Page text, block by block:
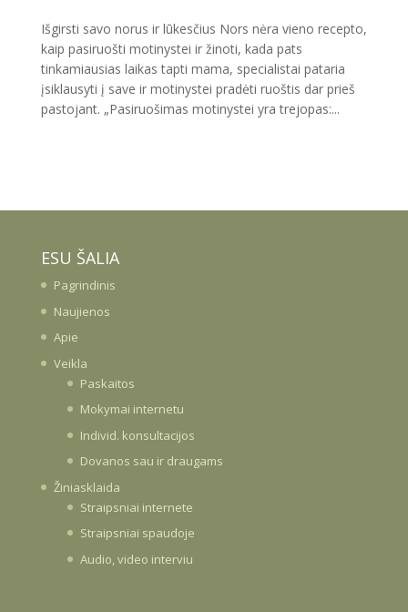
Išgirsti savo norus ir lūkesčius Nors nėra vieno recepto,
kaip pasiruošti motinystei ir žinoti, kada pats
tinkamiausias laikas tapti mama, specialistai pataria
įsiklausyti į save ir motinystei pradėti ruoštis dar prieš
pastojant. „Pasiruošimas motinystei yra trejopas:...
ESU ŠALIA
Pagrindinis
Naujienos
Apie
Veikla
Paskaitos
Mokymai internetu
Individ. konsultacijos
Dovanos sau ir draugams
Žiniasklaida
Straipsniai internete
Straipsniai spaudoje
Audio, video interviu